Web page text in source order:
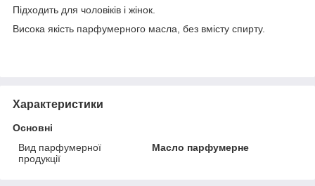
Підходить для чоловіків і жінок.
Висока якість парфумерного масла, без вмісту спирту.
Характеристики
Основні
Вид парфумерної
продукції
Масло парфумерне